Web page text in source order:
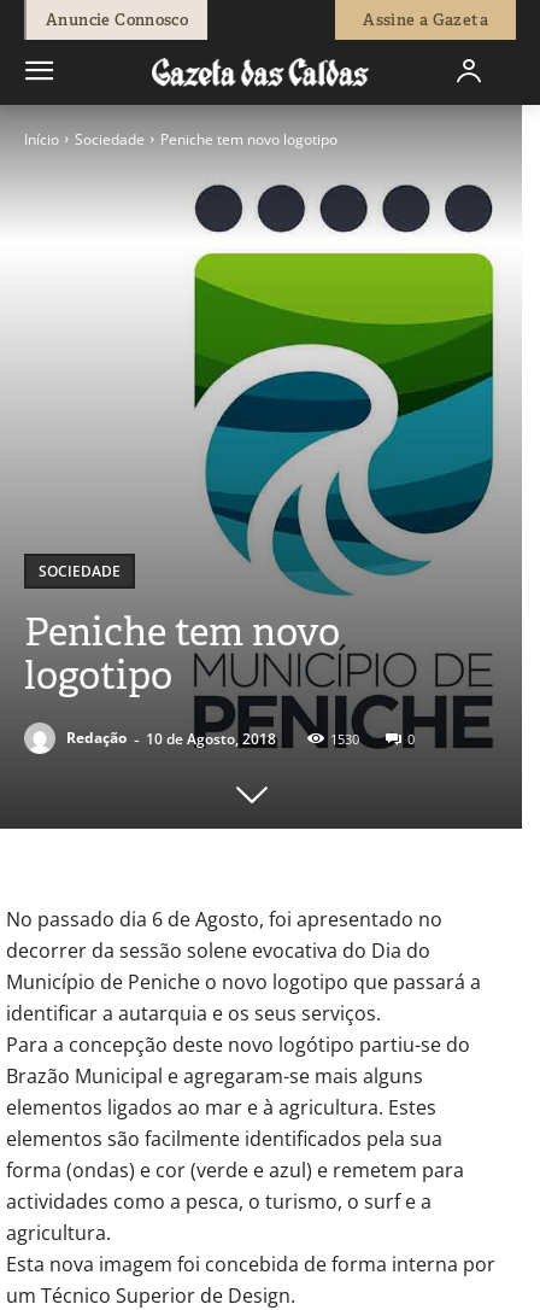
Anuncie Connosco Assine a Gazeta
Início Sociedade Peniche tem novo logotipo
SOCIEDADE
Peniche tem novo
logotipo
Redação - 10 de Agosto, 2018 1530 0
No passado dia 6 de Agosto, foi apresentado no
decorrer da sessão solene evocativa do Dia do
Município de Peniche o novo logotipo que passará a
identificar a autarquia e os seus serviços.
Para a concepção deste novo logótipo partiu-se do
Brazão Municipal e agregaram-se mais alguns
elementos ligados ao mar e à agricultura. Estes
elementos são facilmente identificados pela sua
forma (ondas) e cor (verde e azul) e remetem para
actividades como a pesca, o turismo, o surf e a
agricultura.
Esta nova imagem foi concebida de forma interna por
um Técnico Superior de Design.